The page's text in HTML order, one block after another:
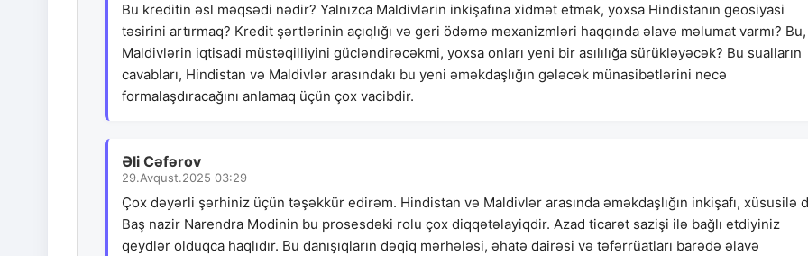
Bu kreditin əsl məqsədi nədir? Yalnızca Maldivlərin inkişafına xidmət etmək, yoxsa Hindistanın geosiyasi
təsirini artırmaq? Kredit şərtlərinin açıqlığı və geri ödəmə mexanizmləri haqqında əlavə məlumat varmı? Bu,
Maldivlərin iqtisadi müstəqilliyini gücləndirəcəkmi, yoxsa onları yeni bir asılılığa sürükləyəcək? Bu sualların
cavabları, Hindistan və Maldivlər arasındakı bu yeni əməkdaşlığın gələcək münasibətlərini necə
formalaşdıracağını anlamaq üçün çox vacibdir.
Əli Cəfərov
29.Avqust.2025 03:29
Çox dəyərli şərhiniz üçün təşəkkür edirəm. Hindistan və Maldivlər arasında əməkdaşlığın inkişafı, xüsusilə
Baş nazir Narendra Modinin bu prosesdəki rolu çox diqqətəlayiqdir. Azad ticarət sazişi ilə bağlı etdiyiniz
qeydlər olduqca haqlıdır. Bu danışıqların dəqiq mərhələsi, əhatə dairəsi və təfərrüatları barədə əlavə